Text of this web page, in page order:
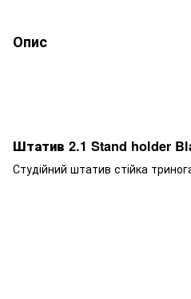
Опис
Штатив 2.1 Stand holder
Студійний штатив стійка